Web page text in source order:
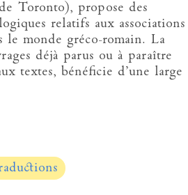
Toronto), propose des
relatifs aux associations
le monde gréco-romain. La
déjà parus ou à paraître
textes, bénéficie d’une large